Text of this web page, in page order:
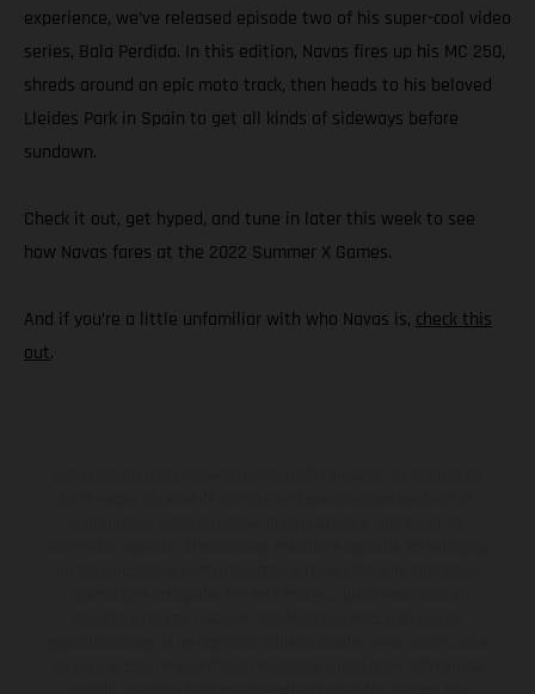
experience, we’ve released episode two of his super-cool video
series, Bala Perdida. In this edition, Navas fires up his MC 250,
shreds around an epic moto track, then heads to his beloved
Lleides Park in Spain to get all kinds of sideways before
sundown.
Check it out, get hyped, and tune in later this week to see
how Navas fares at the 2022 Summer X Games.
And if you’re a little unfamiliar with who Navas is, check this
out.